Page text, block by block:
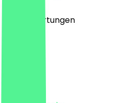
Bewertungen